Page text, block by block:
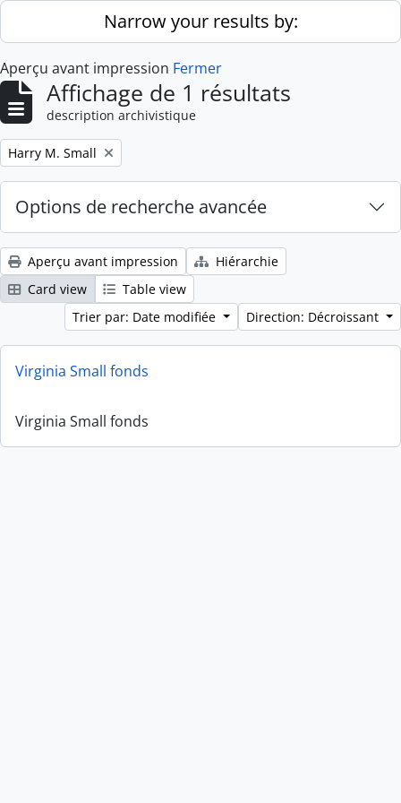
Skip to main contentNarrow your results by:
Aperçu avant impression Fermer
Affichage de 1 résultats
description archivistique
Remove filter:
Harry M. Small
Options de recherche avancée
Aperçu avant impression
Hiérarchie
Card view
Table view
Trier par: Date modifiée
Direction: Décroissant
Virginia Small fonds
Virginia Small fonds